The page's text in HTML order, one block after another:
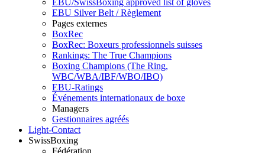
EBU/SwissBoxing approved list of gloves
EBU Silver Belt / Règlement
Pages externes
BoxRec
BoxRec: Boxeurs professionnels suisses
Rankings: The True Champions
Boxing Champions (The Ring,
WBC/WBA/IBF/WBO/IBO)
EBU-Ratings
Événements internationaux de boxe
Managers
Gestionnaires agréés
Light-Contact
SwissBoxing
Fédération